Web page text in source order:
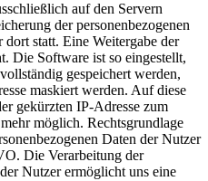
auf den Servern
der personenbezogenen
statt. Eine Weitergabe der
Die Software ist so eingestellt,
gespeichert werden,
maskiert werden. Auf diese
gekürzten IP-Adresse zum
möglich. Rechtsgrundlage
Daten der Nutzer
Die Verarbeitung der
Nutzer ermöglicht uns eine